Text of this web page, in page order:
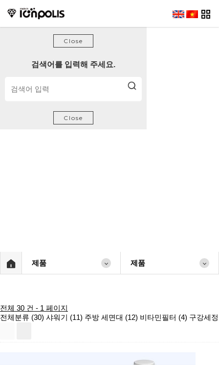
방문해 주셔서 감사합니다.
Close
검색어를 입력해 주세요.
Close
제품 제품
전체 30 건 - 1 페이지
전체분류 (30) 샤워기 (11) 주방 세면대 (12) 비타민필터 (4) 구강세